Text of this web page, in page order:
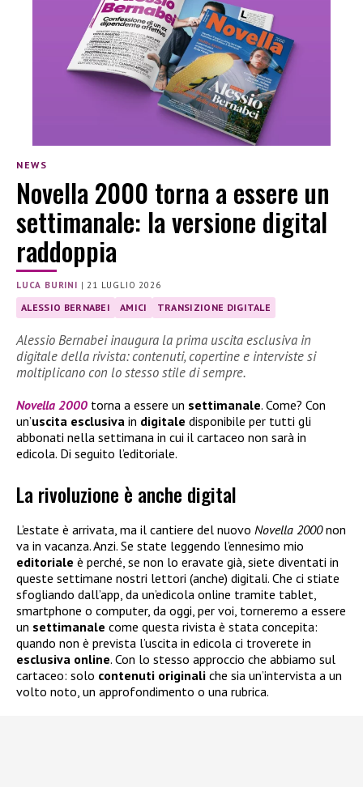
NEWS
Novella 2000 torna a essere un
settimanale: la versione digital
raddoppia
LUCA BURINI |21 LUGLIO 2026
ALESSIO BERNABEI AMICI TRANSIZIONE DIGITALE
Alessio Bernabei inaugura la prima uscita esclusiva in
digitale della rivista: contenuti, copertine e interviste si
moltiplicano con lo stesso stile di sempre.
Novella 2000 torna a essere un settimanale. Come? Con
un’uscita esclusiva in digitale disponibile per tutti gli
abbonati nella settimana in cui il cartaceo non sarà in
edicola. Di seguito l’editoriale.
La rivoluzione è anche digital
L’estate è arrivata, ma il cantiere del nuovo Novella 2000non
va in vacanza. Anzi. Se state leggendo l’ennesimo mio
editoriale è perché, se non lo eravate già, siete diventati in
queste settimane nostri lettori (anche) digitali. Che ci stiate
sfogliando dall’app, da un’edicola online tramite tablet,
smartphone o computer, da oggi, per voi, torneremo a essere
un settimanale come questa rivista è stata concepita:
quando non è prevista l’uscita in edicola ci troverete in
esclusiva online. Con lo stesso approccio che abbiamo sul
cartaceo: solo contenuti originali che sia un’intervista a un
volto noto, un approfondimento o una rubrica.